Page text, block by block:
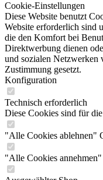
Cookie-Einstellungen
Diese Website benutzt
Website erforderlich sind
die den Komfort bei
Direktwerbung dienen
und sozialen Netzwerken
Zustimmung gesetzt.
Konfiguration
Technisch erforderlich
Diese Cookies sind für
"Alle Cookies ablehnen"
"Alle Cookies